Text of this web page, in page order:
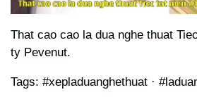
That cao cao la dua nghe thuat
ty Pevenut.
Tags: #xepladuanghethuat ·